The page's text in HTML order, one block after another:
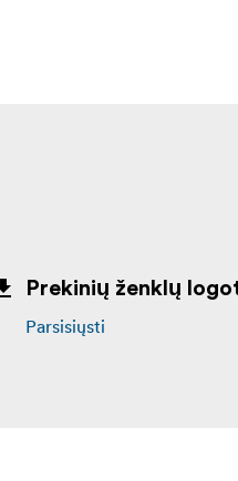
Prekinių ženklų
Parsisiųsti